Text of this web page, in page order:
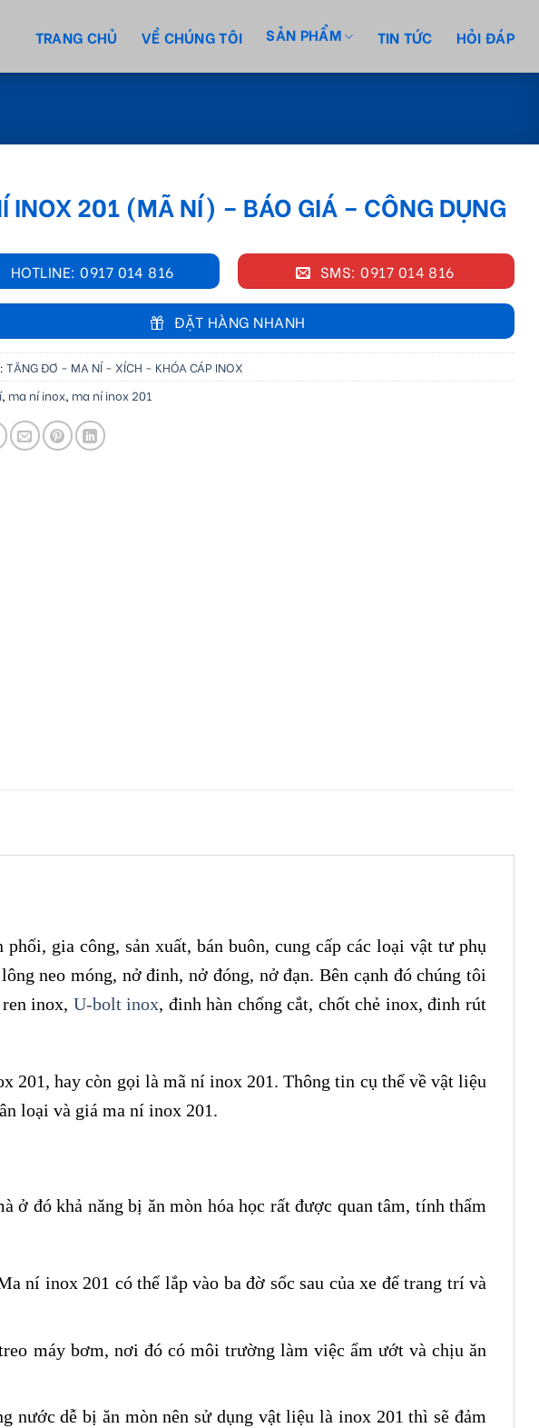
TRANG CHỦ VỀ CHÚNG TÔI SẢN PHẨM TIN TỨC HỎI ĐÁP
INOX 201 (MÃ NÍ) – BÁO GIÁ – CÔNG DỤNG
HOTLINE: 0917 014 816 SMS: 0917 014 816
ĐẶT HÀNG NHANH
TĂNG ĐƠ - MA NÍ - XÍCH - KHÓA CÁP INOX
, ma ní inox, ma ní inox 201
gia công, sản xuất, bán buôn, cung cấp các loại vật tư phụ
neo móng, nở đinh, nở đóng, nở đạn. Bên cạnh đó chúng tôi
inox, U-bolt inox, đinh hàn chống cắt, chốt chẻ inox, đinh rút
201, hay còn gọi là mã ní inox 201. Thông tin cụ thể về vật liệu
loại và giá ma ní inox 201.
ở đó khả năng bị ăn mòn hóa học rất được quan tâm, tính thẩm
ní inox 201 có thể lắp vào ba đờ sốc sau của xe để trang trí và
máy bơm, nơi đó có môi trường làm việc ẩm ướt và chịu ăn
nước dễ bị ăn mòn nên sử dụng vật liệu là inox 201 thì sẽ đảm